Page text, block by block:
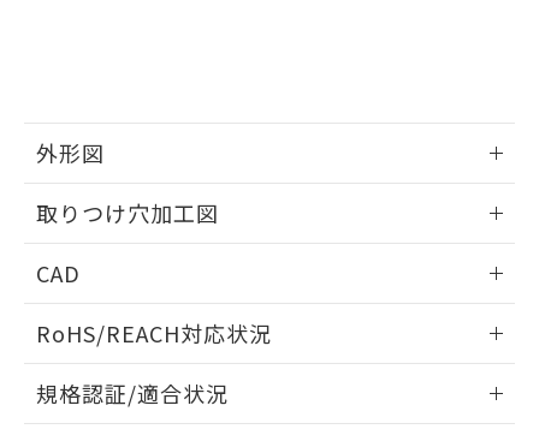
外形図
取りつけ穴加工図
CAD
ドすることができます。
ログイン/会員登録
RoHS/REACH対応状況
EU RoHS 注意事項・凡例
規格認証/適合状況
品・サービスに関するお客様との取
の共同利用に関して"
用者の範囲」に記載されている法人を
EU RoHS指令（10物質）の非含有証明書
51物質の非含有証明書（当社基準）
※本証明書は発行日時点で非含有を証明す
物質の対応では、対応完了までの期間は出
荷製品に未対応品が混在することから備考
欄に対応日を記載しておりました。
既に当社にて対応品への在庫切替を完了